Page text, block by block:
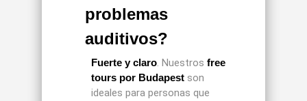
problemas
auditivos?
Fuerte y claro. Nuestrosfree
tours por Budapest son
ideales para personas que